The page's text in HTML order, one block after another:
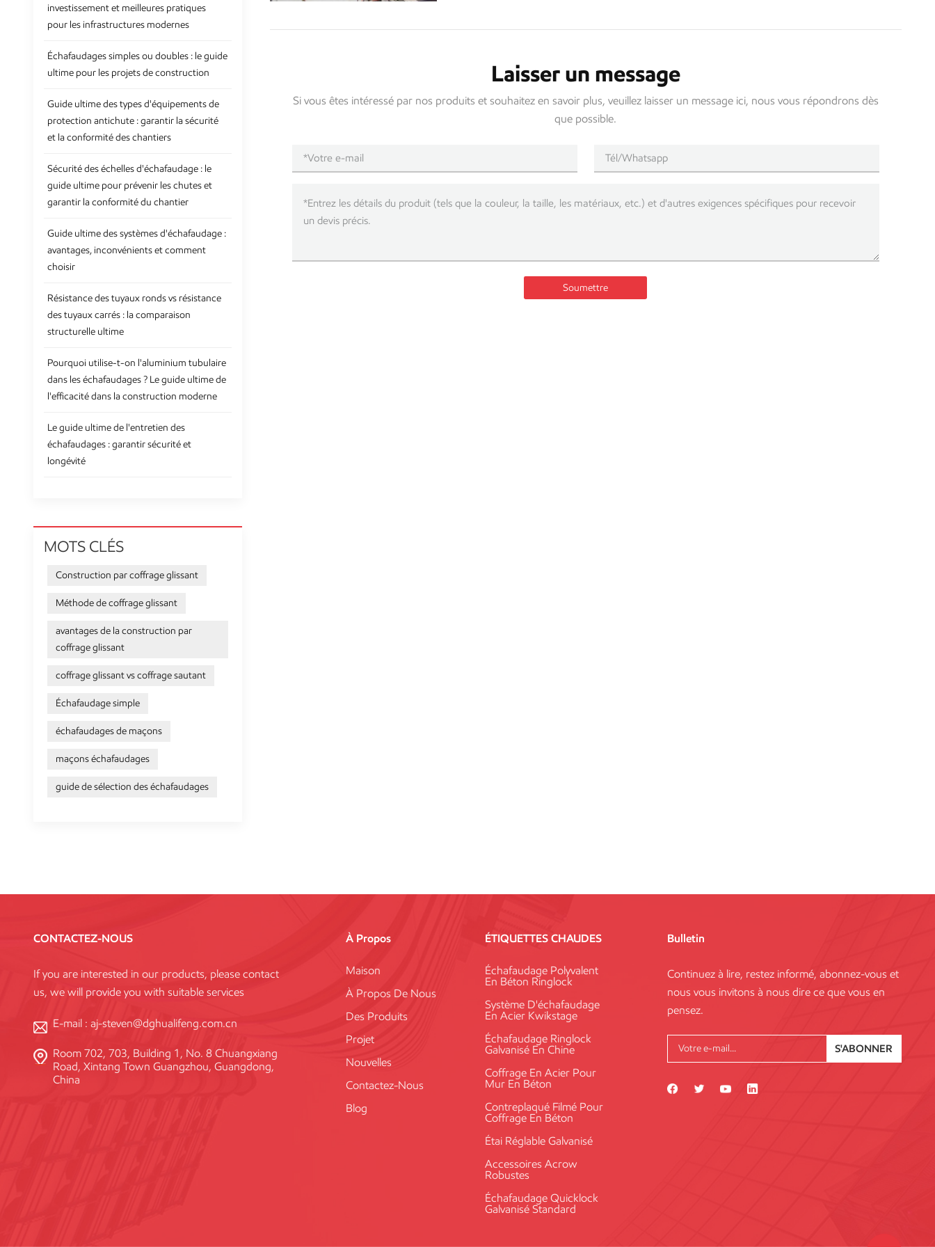
Laisser un message
Si vous êtes intéressé par nos produits et souhaitez en savoir plus, veuillez laisser un message ici, nous vous répondrons dès
que possible.
Soumettre
investissement et meilleures pratiques
pour les infrastructures modernes
Échafaudages simples ou doubles : le guide
ultime pour les projets de construction
Guide ultime des types d'équipements de
protection antichute : garantir la sécurité
et la conformité des chantiers
Sécurité des échelles d'échafaudage : le
guide ultime pour prévenir les chutes et
garantir la conformité du chantier
Guide ultime des systèmes d'échafaudage :
avantages, inconvénients et comment
choisir
Résistance des tuyaux ronds vs résistance
des tuyaux carrés : la comparaison
structurelle ultime
Pourquoi utilise-t-on l'aluminium tubulaire
dans les échafaudages ? Le guide ultime de
l'efficacité dans la construction moderne
Le guide ultime de l'entretien des
échafaudages : garantir sécurité et
longévité
MOTS CLÉS
Construction par coffrage glissant
Méthode de coffrage glissant
avantages de la construction par
coffrage glissant
coffrage glissant vs coffrage sautant
Échafaudage simple
échafaudages de maçons
maçons échafaudages
guide de sélection des échafaudages
CONTACTEZ-NOUS
If you are interested in our products, please contact
us, we will provide you with suitable services
E-mail : aj-steven@dghualifeng.com.cn
Room 702, 703, Building 1, No. 8 Chuangxiang
Road, Xintang Town Guangzhou, Guangdong,
China
À Propos
Maison
À Propos De Nous
Des Produits
Projet
Nouvelles
Contactez-Nous
Blog
ÉTIQUETTES CHAUDES
Échafaudage Polyvalent
En Béton Ringlock
Système D'échafaudage
En Acier Kwikstage
Échafaudage Ringlock
Galvanisé En Chine
Coffrage En Acier Pour
Mur En Béton
Contreplaqué Filmé Pour
Coffrage En Béton
Étai Réglable Galvanisé
Accessoires Acrow
Robustes
Échafaudage Quicklock
Galvanisé Standard
Bulletin
Continuez à lire, restez informé, abonnez-vous et
nous vous invitons à nous dire ce que vous en
pensez.
S'ABONNER